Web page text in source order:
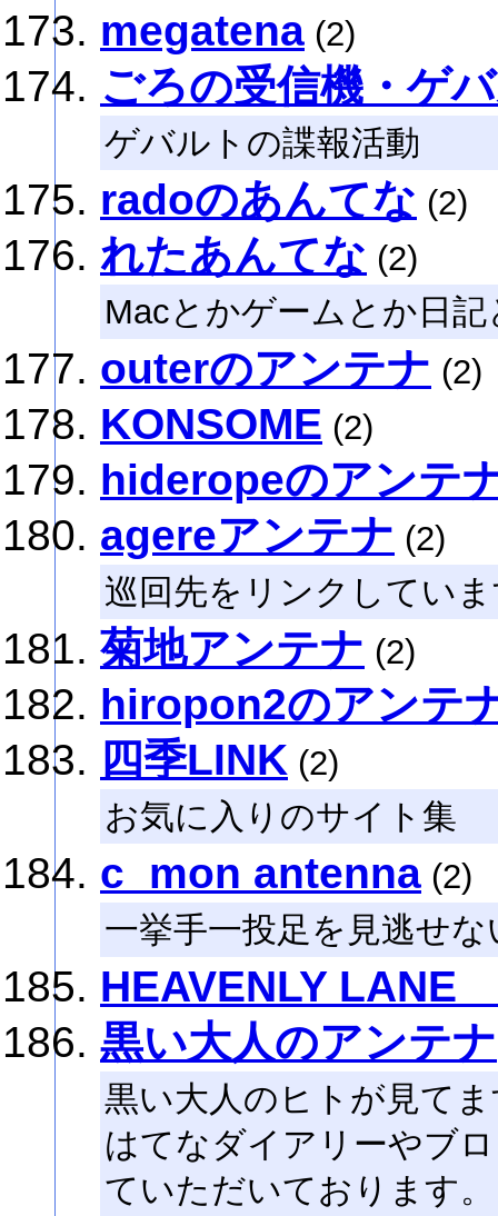
megatena (2)
ごろの受信機・ゲ
ゲバルトの諜報活動
radoのあんてな (2)
れたあんてな (2)
Macとかゲームとか日記
outerのアンテナ (2)
KONSOME (2)
hideropeのアンテ
agereアンテナ (2)
巡回先をリンクしてい
菊地アンテナ (2)
hiropon2のアンテ
四季LINK (2)
お気に入りのサイト集
c_mon antenna (2)
一挙手一投足を見逃せ
HEAVENLY
黒い大人のアンテナ
黒い大人のヒトが見て
はてなダイアリーやブ
ていただいております。